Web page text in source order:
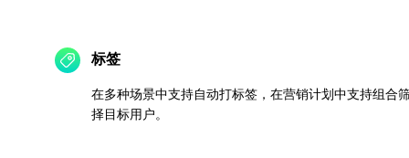
标签
在多种场景中支持自动打标签，在营销计划中支持组合
择目标用户。